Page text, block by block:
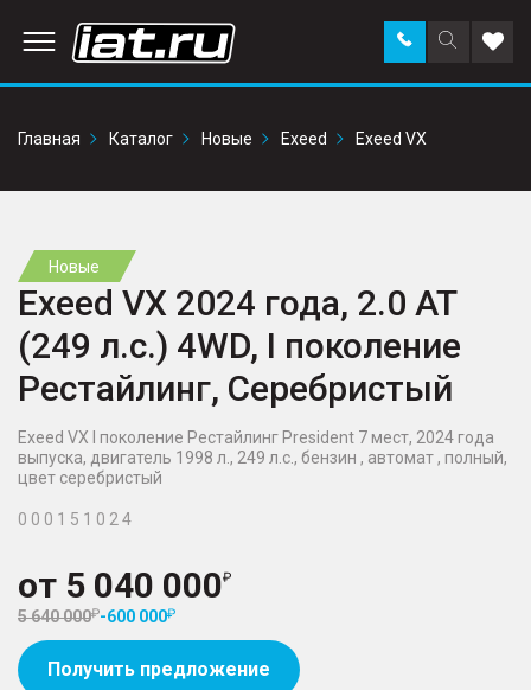
Поиск
по
Заказать
звонок в
Главная
Каталог Новые Exeed Exeed VX
Новые
Exeed VX 2024 года, 2.0 AT
(249 л.с.) 4WD, I поколение
Рестайлинг, Серебристый
Exeed VX I поколение Рестайлинг President 7 мест, 2024 года
выпуска, двигатель 1998 л., 249 л.с., бензин , автомат , полный,
цвет серебристый
0 0 0 1 5 1 0 2 4
от 5 040 000
5 640 000 -600 000
Получить предложение